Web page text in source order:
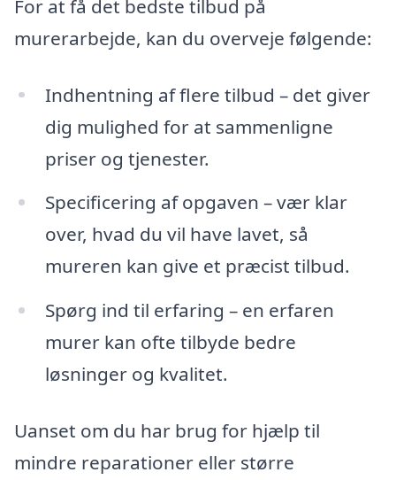
For at få det bedste tilbud på
murerarbejde, kan du overveje følgende:
Indhentning af flere tilbud – det giver
dig mulighed for at sammenligne
priser og tjenester.
Specificering af opgaven – vær klar
over, hvad du vil have lavet, så
mureren kan give et præcist tilbud.
Spørg ind til erfaring – en erfaren
murer kan ofte tilbyde bedre
løsninger og kvalitet.
Uanset om du har brug for hjælp til
mindre reparationer eller større